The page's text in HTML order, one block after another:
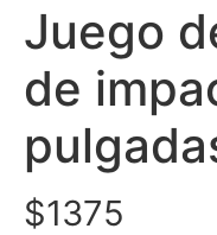
Juego
de
$1375